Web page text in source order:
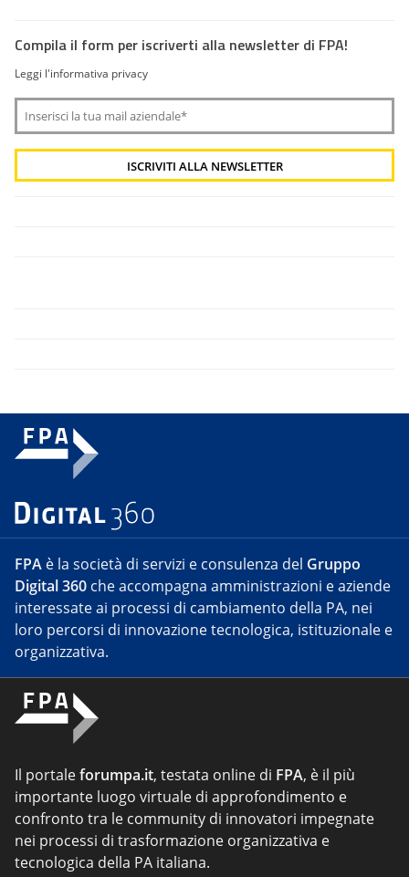
Compila il form per iscriverti alla newsletter di FPA!
Leggi l'informativa privacy
FPA è la società di servizi e consulenza del Gruppo
Digital 360 che accompagna amministrazioni e aziende
interessate ai processi di cambiamento della PA, nei
loro percorsi di innovazione tecnologica, istituzionale e
organizzativa.
Il portaleforumpa.it, testata online di FPA, è il più
importante luogo virtuale di approfondimento e
confronto tra le community di innovatori impegnate
nei processi di trasformazione organizzativa e
tecnologica della PA italiana.